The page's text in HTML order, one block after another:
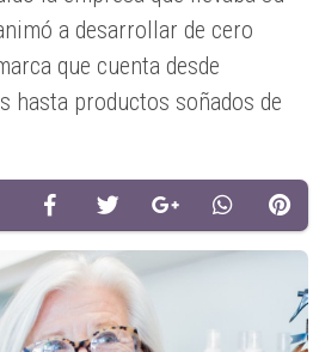
a desarrollar de cero
que cuenta desde
hasta productos soñados de